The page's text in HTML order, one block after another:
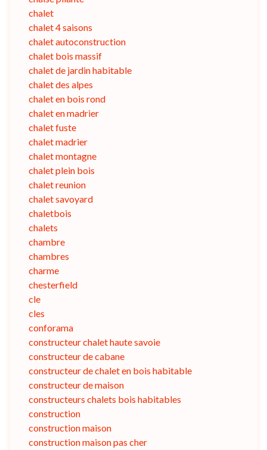
chalet
chalet 4 saisons
chalet autoconstruction
chalet bois massif
chalet de jardin habitable
chalet des alpes
chalet en bois rond
chalet en madrier
chalet fuste
chalet madrier
chalet montagne
chalet plein bois
chalet reunion
chalet savoyard
chaletbois
chalets
chambre
chambres
charme
chesterfield
cle
cles
conforama
constructeur chalet haute savoie
constructeur de cabane
constructeur de chalet en bois habitable
constructeur de maison
constructeurs chalets bois habitables
construction
construction maison
construction maison pas cher